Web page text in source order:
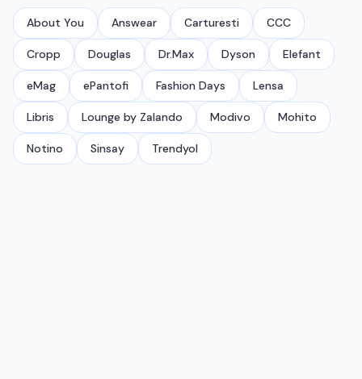
About You Answear Carturesti CCC
Cropp Douglas Dr.Max Dyson Elefant
eMag ePantofi Fashion Days Lensa
Libris Lounge by Zalando Modivo Mohito
Notino Sinsay Trendyol